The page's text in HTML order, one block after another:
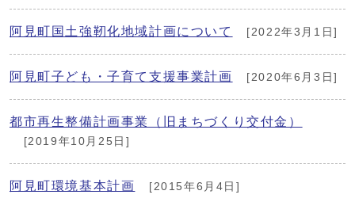
阿見町国土強靭化地域計画について [2022年3月1日]
阿見町子ども・子育て支援事業計画 [2020年6月3日]
都市再生整備計画事業（旧まちづくり交付金）
[2019年10月25日]
阿見町環境基本計画 [2015年6月4日]